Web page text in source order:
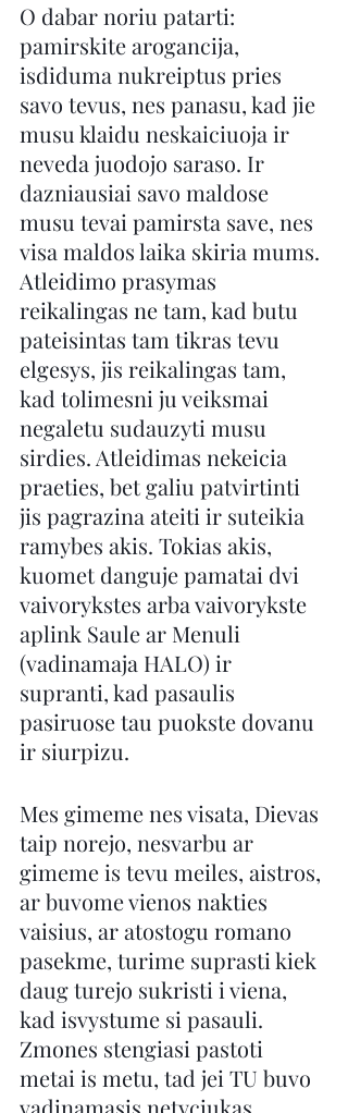
O dabar noriu patarti:
pamirskite arogancija,
isdiduma nukreiptus pries
savo tevus, nes panasu, kad jie
musu klaidu neskaiciuoja ir
neveda juodojo saraso. Ir
dazniausiai savo maldose
musu tevai pamirsta save, nes
visa maldos laika skiria mums.
Atleidimo prasymas
reikalingas ne tam, kad butu
pateisintas tam tikras tevu
elgesys, jis reikalingas tam,
kad tolimesni ju veiksmai
negaletu sudauzyti musu
sirdies. Atleidimas nekeicia
praeties, bet galiu patvirtinti
jis pagrazina ateiti ir suteikia
ramybes akis. Tokias akis,
kuomet danguje pamatai dvi
vaivorykstes arba vaivorykste
aplink Saule ar Menuli
(vadinamaja HALO) ir
supranti, kad pasaulis
pasiruose tau puokste dovanu
ir siurpizu.
Mes gimeme nes visata, Dievas
taip norejo, nesvarbu ar
gimeme is tevu meiles, aistros,
ar buvome vienos nakties
vaisius, ar atostogu romano
pasekme, turime suprasti kiek
daug turejo sukristi i viena,
kad isvystume si pasauli.
Zmones stengiasi pastoti
metai is metu, tad jei TU buvo
vadinamasis netyciukas,